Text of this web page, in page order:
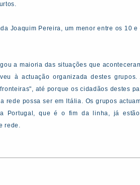
Joaquim Pereira, um menor entre os 10 e
a maioria das situações que
à actuação organizada destes grupos.
até porque os cidadãos destes
possa ser em Itália. Os grupos
Portugal, que é o fim da linha, já estão
rede.